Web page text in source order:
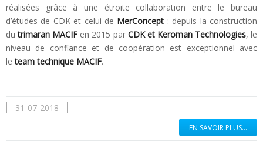
réalisées grâce à une étroite collaboration entre le bureau
d’études de CDK et celui de MerConcept : depuis la construction
du trimaran MACIF en 2015 par CDK et Keroman Technologies, le
niveau de confiance et de coopération est exceptionnel avec
leteam technique MACIF.
31-07-2018
EN SAVOIR PLUS...